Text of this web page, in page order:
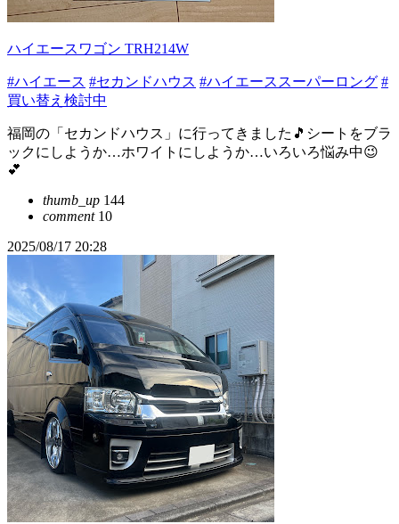
ハイエースワゴン TRH214W
#ハイエース #セカンドハウス #ハイエーススーパーロング #
買い替え検討中
福岡の「セカンドハウス」に行ってきました🎵シートをブラ
ックにしようか…ホワイトにしようか…いろいろ悩み中😉
💕
thumb_up 144
comment10
2025/08/17 20:28